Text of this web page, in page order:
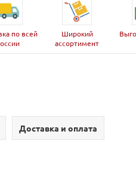
по всей
Широкий
ассортимент
Доставка и оплата